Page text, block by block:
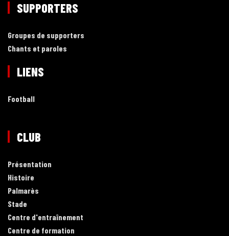
SUPPORTERS
Groupes de supporters
Chants et paroles
LIENS
Football
CLUB
Présentation
Histoire
Palmarès
Stade
Centre d'entraînement
Centre de formation